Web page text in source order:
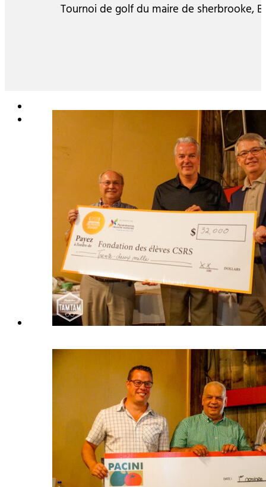
Tournoi de golf du maire de sherbrooke,